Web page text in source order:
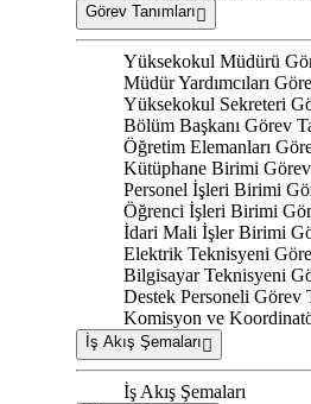
Görev Tanımları
Yüksekokul Müdürü
Müdür Yardımcıları
Yüksekokul Sekreteri
Bölüm Başkanı Görev
Öğretim Elemanları
Kütüphane Birimi Görev
Personel İşleri Birimi
Öğrenci İşleri Birimi
İdari Mali İşler Birimi
Elektrik Teknisyeni
Bilgisayar Teknisyeni
Destek Personeli Görev
Komisyon ve
İş Akış Şemaları
İş Akış Şemaları